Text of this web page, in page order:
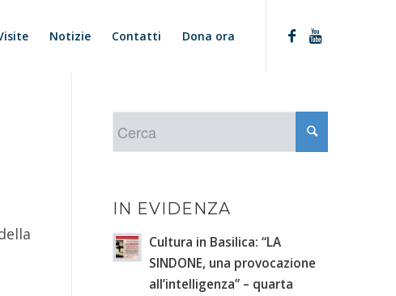
Notizie Contatti Dona ora
IN EVIDENZA
Cultura in Basilica: “LA
SINDONE, una provocazione
all’intelligenza” – quarta